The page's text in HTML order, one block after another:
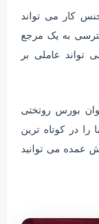
کار می تواند
به یک مرجع
عاملی بر
بورس روتختی
در کوتاه ترین
عمده می توانید